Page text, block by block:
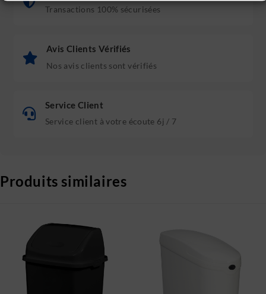
Transactions 100% sécurisées
Avis Clients Vérifiés
Nos avis clients sont vérifiés
Service Client
Service client à votre écoute 6j / 7
Produits similaires